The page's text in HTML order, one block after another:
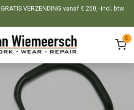
GRATIS VERZENDING vanaf € 250,- incl. btw
0